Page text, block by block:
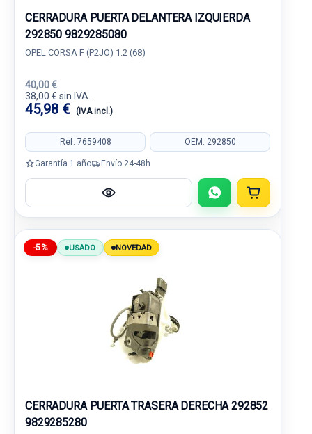
CERRADURA PUERTA DELANTERA IZQUIERDA
292850 9829285080
OPEL CORSA F (P2JO) 1.2 (68)
40,00 €
38,00 € sin IVA.
45,98 € (IVA incl.)
Ref: 7659408 OEM: 292850
Garantía 1 año Envío 24-48h
-5% USADO NOVEDAD
CERRADURA PUERTA TRASERA DERECHA 292852
9829285280